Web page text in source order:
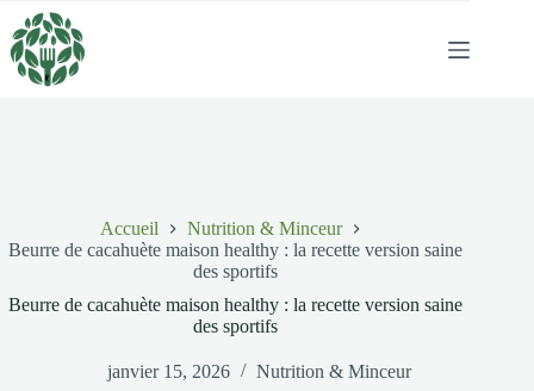
Passer
au
contenu
Accueil
Nutrition & Minceur
Beurre de cacahuète maison healthy : la recette version saine
des sportifs
Beurre de cacahuète maison healthy : la recette version saine
des sportifs
janvier 15, 2026 Nutrition & Minceur